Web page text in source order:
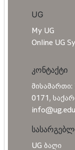
UG
My UG
Online UG
კონტაქტი
მისამართი:
0171,
UG ბაღი